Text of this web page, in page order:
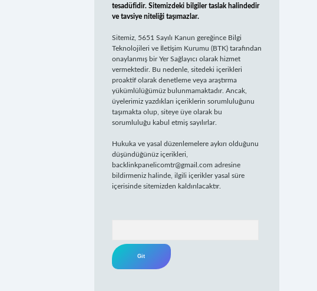
tesadüfidir. Sitemizdeki bilgiler taslak halindedir
ve tavsiye niteliği taşımazlar.
Sitemiz, 5651 Sayılı Kanun gereğince Bilgi
Teknolojileri ve İletişim Kurumu (BTK) tarafından
onaylanmış bir Yer Sağlayıcı olarak hizmet
vermektedir. Bu nedenle, sitedeki içerikleri
proaktif olarak denetleme veya araştırma
yükümlülüğümüz bulunmamaktadır. Ancak,
üyelerimiz yazdıkları içeriklerin sorumluluğunu
taşımakta olup, siteye üye olarak bu
sorumluluğu kabul etmiş sayılırlar.
Hukuka ve yasal düzenlemelere aykırı olduğunu
düşündüğünüz içerikleri,
backlinkpanelicomtr@gmail.com adresine
bildirmeniz halinde, ilgili içerikler yasal süre
içerisinde sitemizden kaldırılacaktır.